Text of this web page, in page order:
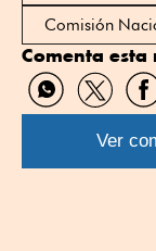
Comisión
Comenta esta
Compartir
por
WhatsApp
por
Twitter
Ver